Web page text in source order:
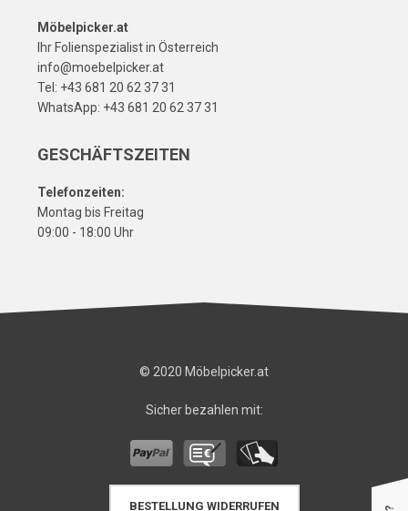
Möbelpicker.at
Ihr Folienspezialist in Österreich
info@moebelpicker.at
Tel: +43 681 20 62 37 31
WhatsApp: +43 681 20 62 37 31
GESCHÄFTSZEITEN
Telefonzeiten:
Montag bis Freitag
09:00 - 18:00 Uhr
© 2020 Möbelpicker.at
Sicher bezahlen mit:
BESTELLUNG WIDERRUFEN